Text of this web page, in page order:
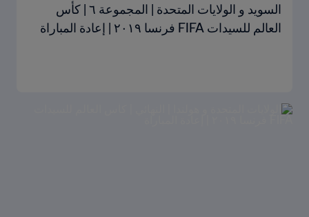
السويد و الولايات المتحدة | المجموعة ٦ | كأس
العالم للسيدات FIFA فرنسا ٢٠١٩ | إعادة المباراة